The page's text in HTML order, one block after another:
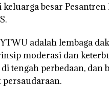
keluarga besar
adalah lembaga
moderasi dan
tengah perbedaan, dan
persaudaraan.